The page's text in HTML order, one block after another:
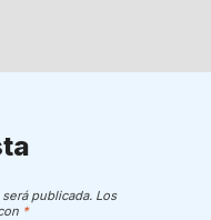
publicada. Los
*